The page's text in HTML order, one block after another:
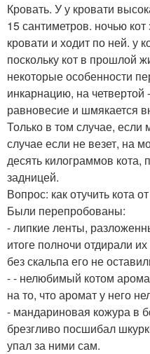
Кровать. У у кровати
15 сантиметров. ночью
кровати и ходит по ней. у
поскольку кот в прошлой
некоторые особенности
инкарнацию, на четвертой
равновесие и шмякается
Только в том случае, если
случае если не везет, на
десять килограммов кота,
задницей.
Вопрос: как отучить кота
Были перепробованы:
- липкие ленты,
итоге полночи отдирали
без скальпа его не
- - нелюбимый котом
на то, что аромат у него
- мандариновая кожура в
брезгливо посшибал
упал за ними сам.